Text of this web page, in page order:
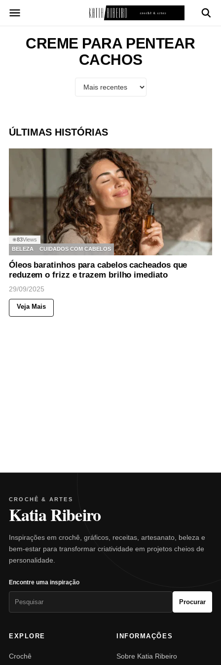
para
conteúdoCREME PARA PENTEAR
CACHOS
ÚLTIMAS HISTÓRIAS
◉83Views
BELEZA
CUIDADOS COM CABELOS
Óleos baratinhos para cabelos cacheados que
reduzem o frizz e trazem brilho imediato
29/09/2025
Veja Mais
CROCHÊ & ARTES
Katia Ribeiro
Inspirações em crochê, gráficos, receitas, artesanato, beleza e
bem-estar para transformar criatividade em projetos cheios de
personalidade.
Encontre uma inspiração
Procurar
EXPLORE
Crochê
INFORMAÇÕES
Sobre Katia Ribeiro